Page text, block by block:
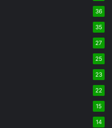
36
35
27
25
23
22
15
14